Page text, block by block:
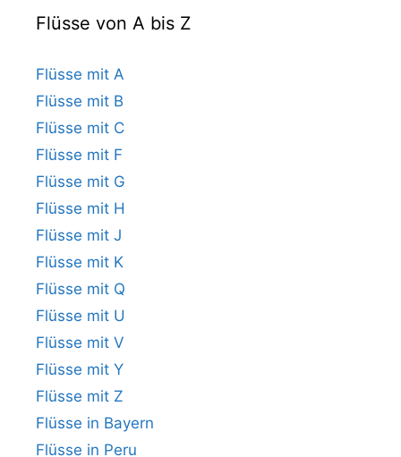
Flüsse von A bis Z
Flüsse mit A
Flüsse mit B
Flüsse mit C
Flüsse mit F
Flüsse mit G
Flüsse mit H
Flüsse mit J
Flüsse mit K
Flüsse mit Q
Flüsse mit U
Flüsse mit V
Flüsse mit Y
Flüsse mit Z
Flüsse in Bayern
Flüsse in Peru